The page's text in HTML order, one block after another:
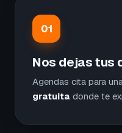
01
Nos dejas tus
Agendas cita para
gratuita donde te